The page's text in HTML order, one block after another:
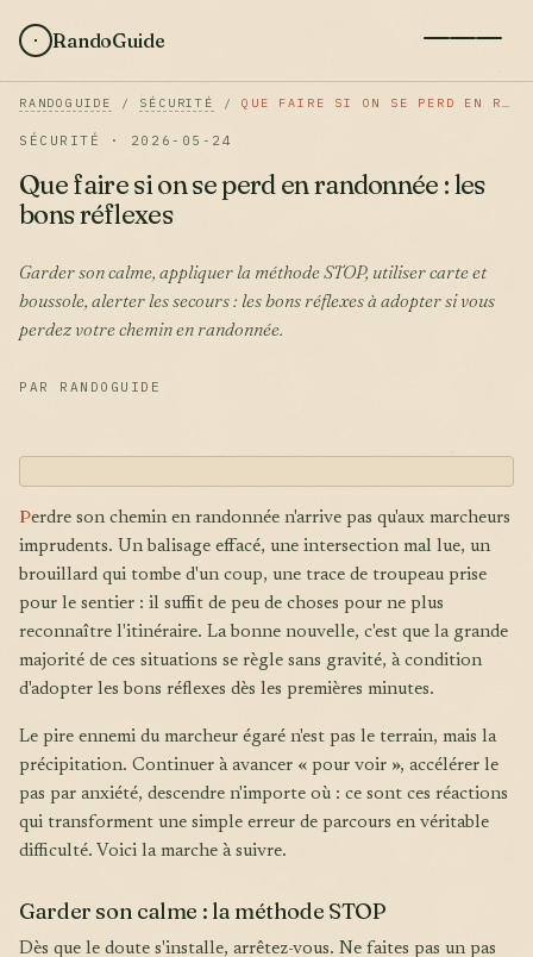
RandoGuide
RANDOGUIDE / SÉCURITÉ /QUE FAIRE SI ON SE PERD EN RANDONNÉE : LES BONS RÉFLEXES
SÉCURITÉ · 2026-05-24
Que faire si on se perd en randonnée : les
bons réflexes
Garder son calme, appliquer la méthode STOP, utiliser carte et
boussole, alerter les secours : les bons réflexes à adopter si vous
perdez votre chemin en randonnée.
PAR RANDOGUIDE
Perdre son chemin en randonnée n'arrive pas qu'aux marcheurs
imprudents. Un balisage effacé, une intersection mal lue, un
brouillard qui tombe d'un coup, une trace de troupeau prise
pour le sentier : il suffit de peu de choses pour ne plus
reconnaître l'itinéraire. La bonne nouvelle, c'est que la grande
majorité de ces situations se règle sans gravité, à condition
d'adopter les bons réflexes dès les premières minutes.
Le pire ennemi du marcheur égaré n'est pas le terrain, mais la
précipitation. Continuer à avancer « pour voir », accélérer le
pas par anxiété, descendre n'importe où : ce sont ces réactions
qui transforment une simple erreur de parcours en véritable
difficulté. Voici la marche à suivre.
Garder son calme : la méthode STOP
Dès que le doute s'installe, arrêtez-vous. Ne faites pas un pas